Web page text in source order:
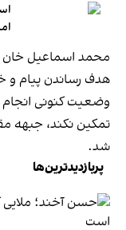
محمد اسماعیل خان
هدف رساندن پیام و
وضعیت کنونی
تمکین نکند، جبهه
شد.
پربازدیدترین‌ها